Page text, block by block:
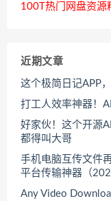
100T热门网盘资源
近期文章
这个极简日记APP
打工人效率神器！
好家伙！这个开源
都得叫大哥
手机电脑互传文件
平台传输神器（
Any Video